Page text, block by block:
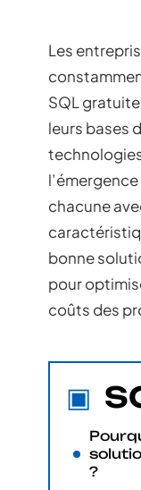
Les
SQL
leurs bases
chacune
bonne
pour
coûts des
?